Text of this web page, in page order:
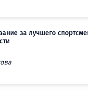
за лучшего